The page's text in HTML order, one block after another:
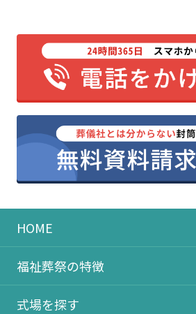
HOME
福祉葬祭の特徴
式場を探す